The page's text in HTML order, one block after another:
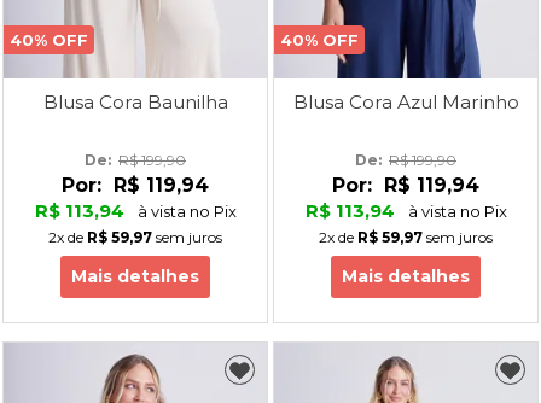
40% OFF
Blusa Cora Baunilha
De: R$ 199,90
Por: R$ 119,94
R$ 113,94
à vista no Pix
2x de R$ 59,97 sem juros
Mais detalhes
40% OFF
Blusa Cora Azul Marinho
De: R$ 199,90
Por: R$ 119,94
R$ 113,94
à vista no Pix
2x de R$ 59,97 sem juros
Mais detalhes